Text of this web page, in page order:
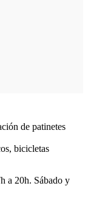
de patinetes
bicicletas
a 20h. Sábado y